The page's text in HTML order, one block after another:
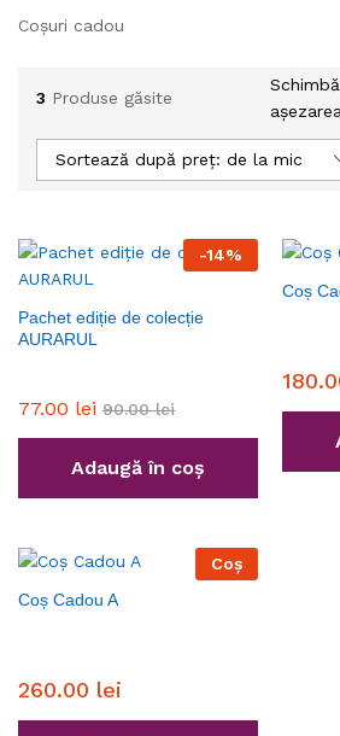
Coșuri cadou
3 Produse găsite
Schimbă
Sortează după preț: de la mic la
-14%
Pachet ediție de colecție
AURARUL
77.00 lei 90.00lei
Adaugă în coș
Coș
Coș
Coș Cadou A
260.00 lei